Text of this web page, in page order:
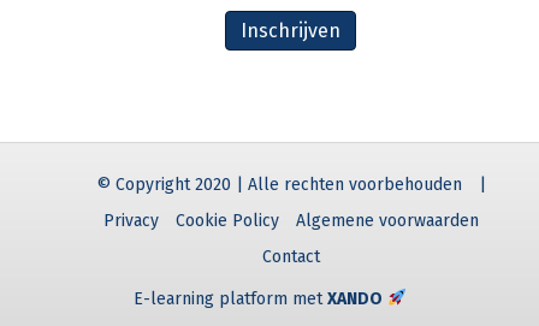
Inschrijven
© Copyright 2020 | Alle rechten voorbehouden
Privacy
Cookie Policy
Algemene voorwaarden
Contact
E-learning platform metXANDO